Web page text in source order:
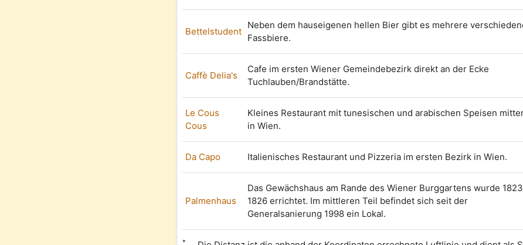
Bettelstudent
Neben dem hauseigenen hellen Bier gibt es mehrere
Fassbiere.
Caffè Delia's
Cafe im ersten Wiener Gemeindebezirk direkt an der Ecke
Tuchlauben/Brandstätte.
Le Cous
Cous
Kleines Restaurant mit tunesischen und arabischen Speisen
in Wien.
Da Capo Italienisches Restaurant und Pizzeria im ersten Bezirk in Wien.
Palmenhaus
Das Gewächshaus am Rande des Wiener Burggartens wurde
1826 errichtet. Im mittleren Teil befindet sich seit der
Generalsanierung 1998 ein Lokal.
*